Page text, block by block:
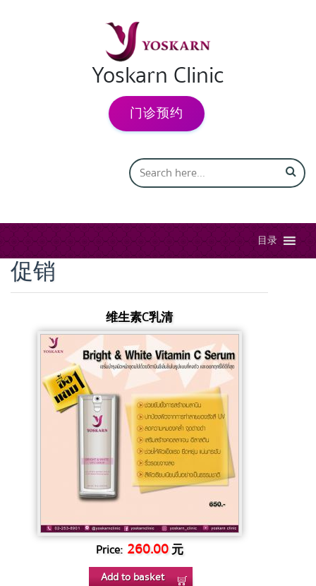
Yoskarn Clinic
门诊预约
目录
促销
维生素C乳清
Price: 260.00元
Add to basket